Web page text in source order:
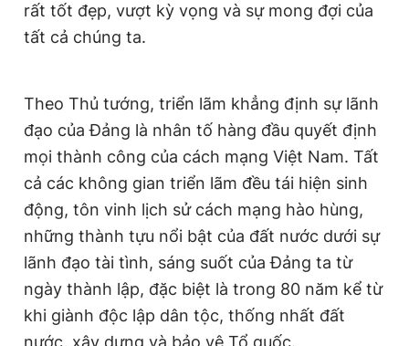
rất tốt đẹp, vượt kỳ vọng và sự mong đợi của
tất cả chúng ta.
Theo Thủ tướng, triển lãm khẳng định sự lãnh
đạo của Đảng là nhân tố hàng đầu quyết định
mọi thành công của cách mạng Việt Nam. Tất
cả các không gian triển lãm đều tái hiện sinh
động, tôn vinh lịch sử cách mạng hào hùng,
những thành tựu nổi bật của đất nước dưới sự
lãnh đạo tài tình, sáng suốt của Đảng ta từ
ngày thành lập, đặc biệt là trong 80 năm kể từ
khi giành độc lập dân tộc, thống nhất đất
nước, xây dựng và bảo vệ Tổ quốc.